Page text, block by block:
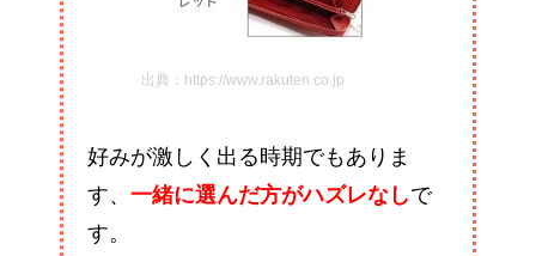
出典：https://www.rakuten.co.jp
好みが激しく出る時期でもありま
す、 一緒に選んだ方がハズレなしで
す。